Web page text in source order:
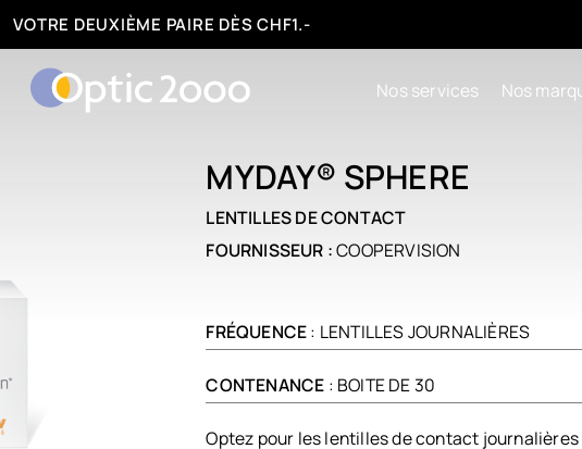
FACILITÉS DE PAIEMENT : 3, 6 OU 12 FOIS
Nos services Nos
MYDAY® SPHERE
LENTILLES DE CONTACT
FOURNISSEUR :COOPERVISION
FRÉQUENCE: LENTILLES JOURNALIÈRES
CONTENANCE : BOITE DE 30
Optez pour les lentilles de contact